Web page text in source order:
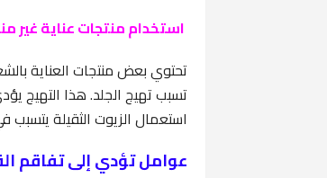
استخدام منتجات عناية غير
تحتوي بعض منتجات العناية
تسبب تهيج الجلد. هذا التهيج
استعمال الزيوت الثقيلة
عوامل تؤدي إلى تفاقم